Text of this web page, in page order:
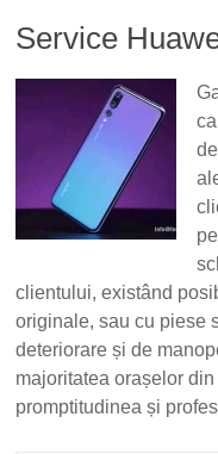
Service
clientului, existând
originale, sau cu piese
deteriorare și de
majoritatea orașelor
promptitudinea și